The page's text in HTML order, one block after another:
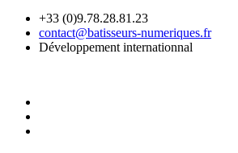
+33 (0)9.78.28.81.23
contact@batisseurs-numeriques.fr
Développement internationnal